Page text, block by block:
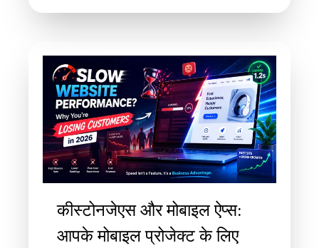
कीस्टोनजेएस और मोबाइल ऐप्स:
आपके मोबाइल प्रोजेक्ट के लिए